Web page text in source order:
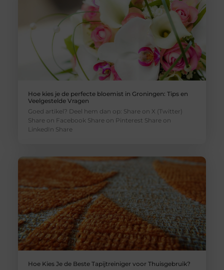
Hoe kies je de perfecte bloemist in Groningen: Tips en
Veelgestelde Vragen
Goed artikel? Deel hem dan op: Share on X (Twitter)
Share on Facebook Share on Pinterest Share on
LinkedIn Share
Hoe Kies Je de Beste Tapijtreiniger voor Thuisgebruik?